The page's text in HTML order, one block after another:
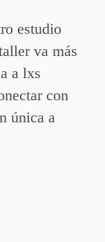
estudio
va más
a lxs
con
única a